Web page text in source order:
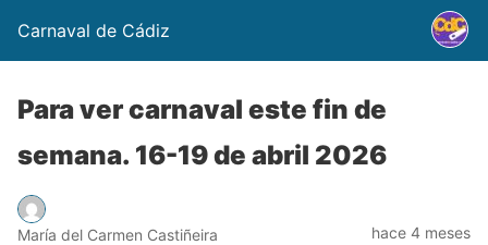
Carnaval de Cádiz
Para ver carnaval este fin de
semana. 16-19 de abril 2026
María del Carmen Castiñeira
hace 4 meses